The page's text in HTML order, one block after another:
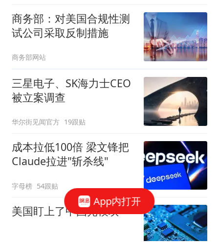
商务部：对美国合规性测
试公司采取反制措施
商务部网站
三星电子、SK海力士CEO
被立案调查
华尔街见闻官方 19跟贴
成本拉低100倍 梁文锋把
Claude拉进"斩杀线"
字母榜 54跟贴
美国盯上了中国光模块
App内打开